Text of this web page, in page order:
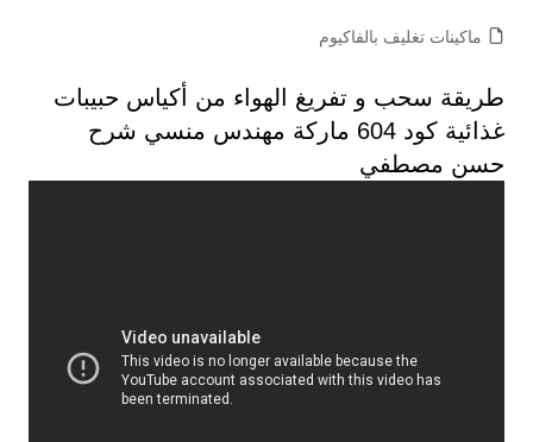
ماكينات تغليف بالفاكيوم
طريقة سحب و تفريغ الهواء من أكياس حبيبات
غذائية كود 604 ماركة مهندس منسي شرح
حسن مصطفي